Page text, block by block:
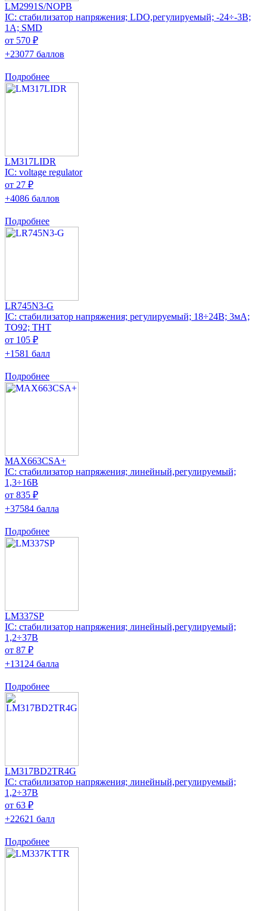
LM2991S/NOPB
IC: стабилизатор напряжения; LDO,регулируемый; -24÷-3В;
1А; SMD
от 570 ₽
+23077 баллов
Подробнее
LM317LIDR
IC: voltage regulator
от 27 ₽
+4086 баллов
Подробнее
LR745N3-G
IC: стабилизатор напряжения; регулируемый; 18÷24В; 3мА;
TO92; THT
от 105 ₽
+1581 балл
Подробнее
MAX663CSA+
IC: стабилизатор напряжения; линейный,регулируемый;
1,3÷16В
от 835 ₽
+37584 балла
Подробнее
LM337SP
IC: стабилизатор напряжения; линейный,регулируемый;
1,2÷37В
от 87 ₽
+13124 балла
Подробнее
LM317BD2TR4G
IC: стабилизатор напряжения; линейный,регулируемый;
1,2÷37В
от 63 ₽
+22621 балл
Подробнее